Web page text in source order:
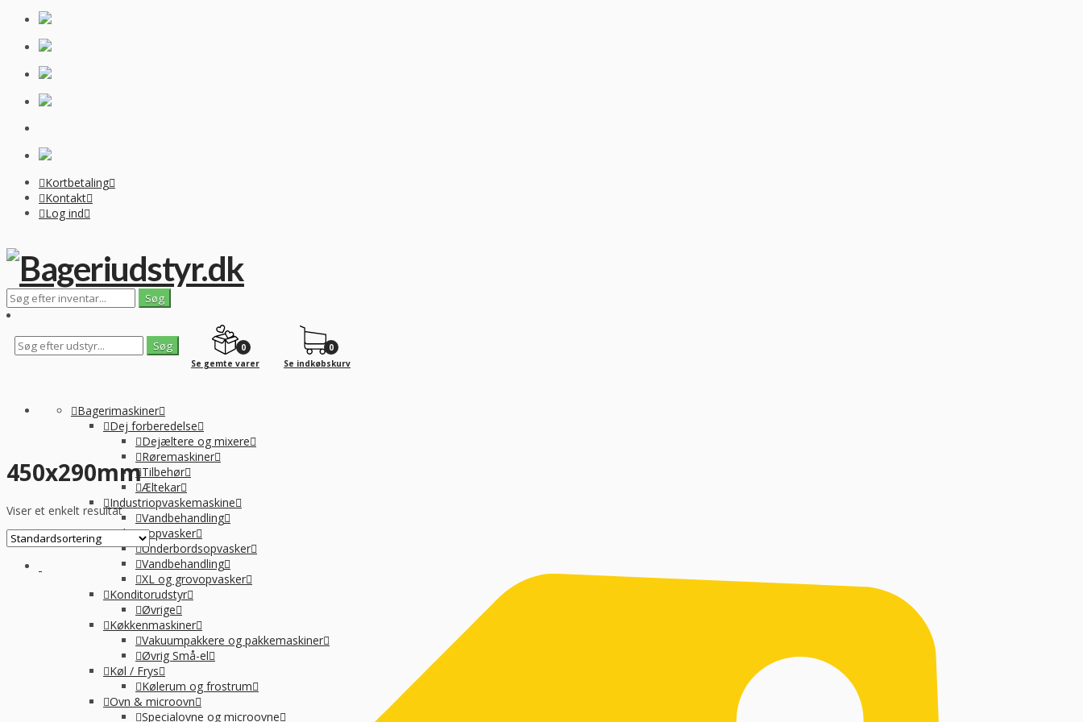
Kortbetaling
Kontakt
Log ind
0
Se gemte varer
0
Se indkøbskurv
Bagerimaskiner
Dej forberedelse
Dejæltere og mixere
Røremaskiner
Tilbehør
Æltekar
Industriopvaskemaskine
Vandbehandling
Industriopvasker
Underbordsopvasker
Vandbehandling
XL og grovopvasker
Konditorudstyr
Øvrige
Køkkenmaskiner
Vakuumpakkere og pakkemaskiner
Øvrig Små-el
Køl / Frys
Kølerum og frostrum
Ovn & microovn
Specialovne og microovne
450x290mm
Viser et enkelt resultat